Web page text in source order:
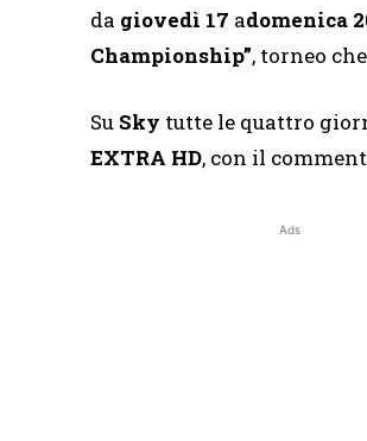
da giovedì 17 adomenica
Championship”, torneo
Su Sky tutte le quattro
EXTRA HD, con il
Ads